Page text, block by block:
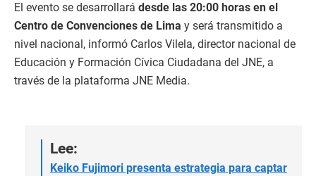
El evento se desarrollará desde las 20:00 horas en el
Centro de Convenciones de Lima y será transmitido a
nivel nacional, informó Carlos Vilela, director nacional de
Educación y Formación Cívica Ciudadana del JNE, a
través de la plataforma JNE Media.
Lee:
Keiko Fujimori presenta estrategia para captar